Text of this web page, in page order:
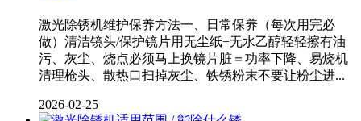
激光除锈机维护保养方法一、日常保养（每次用完必
做）清洁镜头/保护镜片用无尘纸+无水乙醇轻轻擦有油
污、灰尘、烧点必须马上换镜片脏＝功率下降、易烧机
清理枪头、散热口扫掉灰尘、铁锈粉末不要让粉尘进...
2026-02-25